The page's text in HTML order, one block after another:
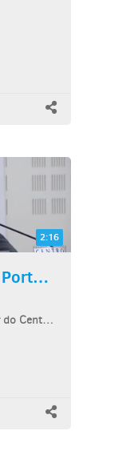
2:16
A Situção Social em Portugal
Pedro Barbas Homem: Diretor do Centro de Estudos Judiciários